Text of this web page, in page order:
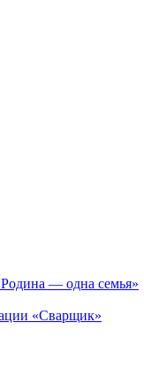
Родина — одна семья»
«Сварщик»